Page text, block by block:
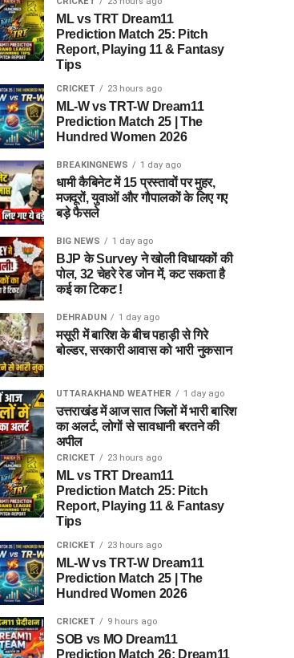
ML vs TRT Dream11
Prediction Match 25: Pitch
Report, Playing 11 & Fantasy
Tips
CRICKET 23 hours ago
ML-W vs TRT-W Dream11
Prediction Match 25 | The
Hundred Women 2026
BREAKINGNEWS 1 day ago
धामी कैबिनेट में 15 प्रस्तावों पर मुहर,
मजदूरों, युवाओं और गौपालकों के लिए गए
बड़े फैसले
BIG NEWS 1 day ago
BJP के Survey ने खोली विधायकों की
पोल, 32 चेहरे रेड जोन में, कट सकता है
कई का टिकट !
DEHRADUN 1 day ago
मसूरी में बारिश के बीच पहाड़ी से गिरे
बोल्डर, सरकारी आवास को भारी नुकसान
UTTARAKHAND WEATHER 1 day ago
उत्तराखंड में आज सात जिलों में भारी बारिश
का अलर्ट, लोगों से सावधानी बरतने की
अपील
CRICKET 23 hours ago
ML vs TRT Dream11
Prediction Match 25: Pitch
Report, Playing 11 & Fantasy
Tips
CRICKET 23 hours ago
ML-W vs TRT-W Dream11
Prediction Match 25 | The
Hundred Women 2026
CRICKET 9 hours ago
SOB vs MO Dream11
Prediction Match 26: Dream11